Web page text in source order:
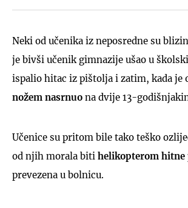
Neki od učenika iz neposredne su
je bivši učenik gimnazije ušao u
ispalio hitac iz pištolja i zatim, kada je
nožem nasrnuo na dvije 13-
Učenice su pritom bile tako teško
od njih morala biti helikopterom hitne
prevezena u bolnicu.